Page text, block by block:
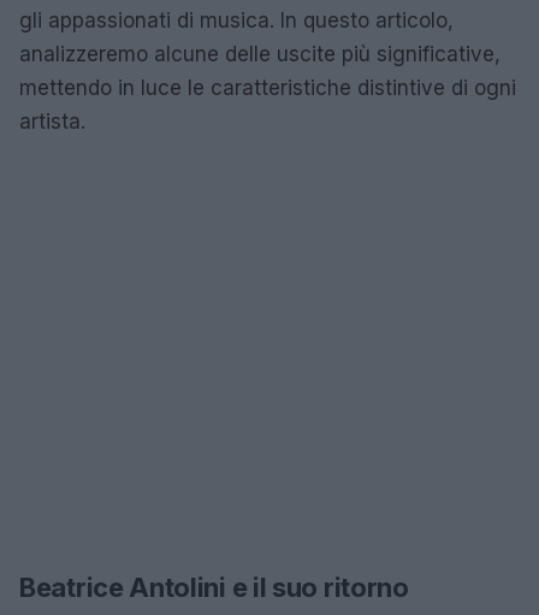
gli appassionati di musica. In questo articolo,
analizzeremo alcune delle uscite più significative,
mettendo in luce le caratteristiche distintive di ogni
artista.
Beatrice Antolini e il suo ritorno